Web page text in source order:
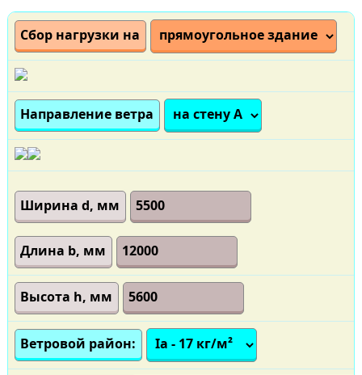
Сбор нагрузки на
Направление ветра
Ширина d, мм
Длина b, мм
Высота h, мм
Ветровой район: